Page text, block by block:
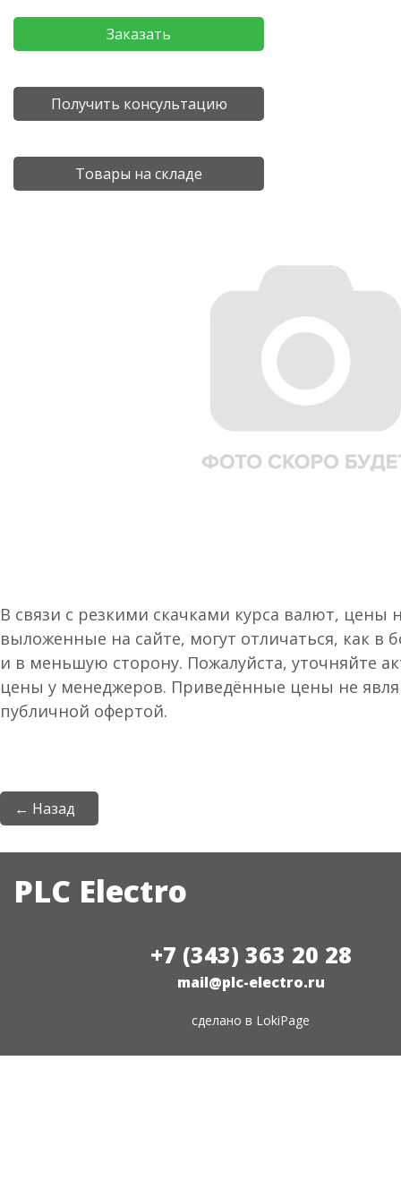
Заказать
Получить консультацию
Товары на складе
В связи с резкими скачками курса валют, цены
выложенные на сайте, могут отличаться, как в
и в меньшую сторону. Пожалуйста, уточняйте
цены у менеджеров. Приведённые цены не
публичной офертой.
← Назад
PLC Electro
+7 (343) 363 20 28
mail@plc-electro.ru
сделано в LokiPage